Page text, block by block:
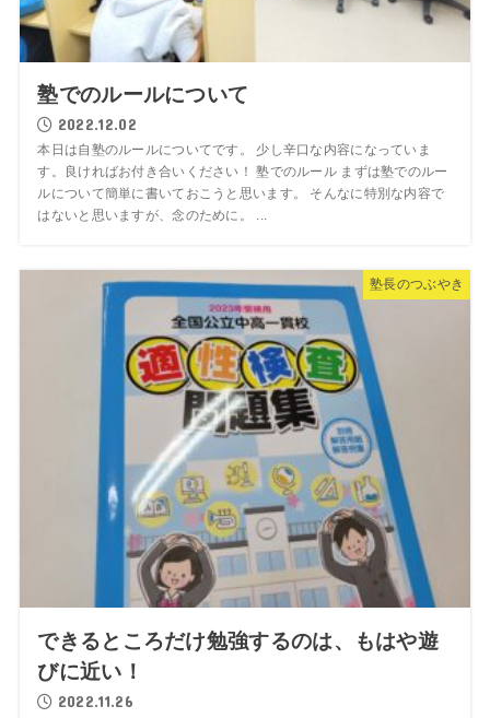
塾でのルールについて
2022.12.02
本日は自塾のルールについてです。 少し辛口な内容になっていま
す。良ければお付き合いください！ 塾でのルール まずは塾でのルー
ルについて簡単に書いておこうと思います。 そんなに特別な内容で
はないと思いますが、念のために。 ...
塾長のつぶやき
できるところだけ勉強するのは、もはや遊
びに近い！
2022.11.26